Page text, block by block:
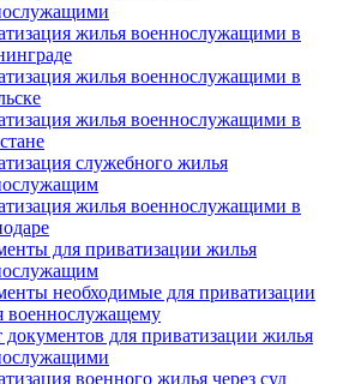
жилья военнослужащими в
жилья военнослужащими в
жилья военнослужащими в
служебного жилья
жилья военнослужащими в
для приватизации жилья
необходимые для приватизации
военнослужащему
документов для приватизации жилья
военного жилья через суд